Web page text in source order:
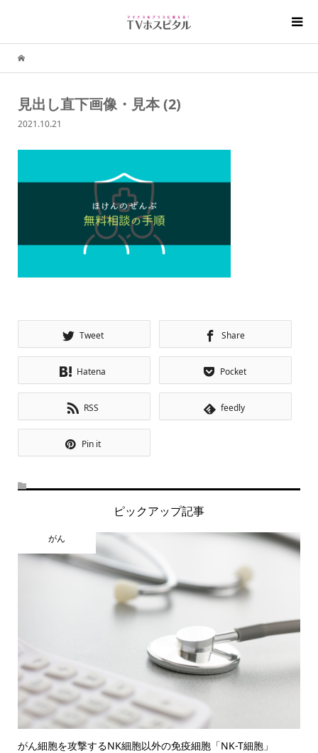
見出し直下画像・見本 (2)
2021.10.21
Tweet Share
Hatena Pocket
RSS feedly
Pin it
ピックアップ記事
がん
がん細胞を攻撃するNK細胞以外の免疫細胞「NK-T細胞」